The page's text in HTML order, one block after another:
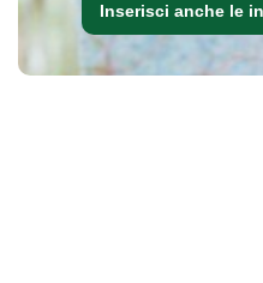
Inserisci anche le